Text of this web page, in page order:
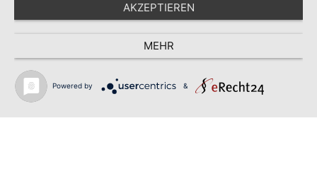
AKZEPTIEREN
MEHR
Powered by &